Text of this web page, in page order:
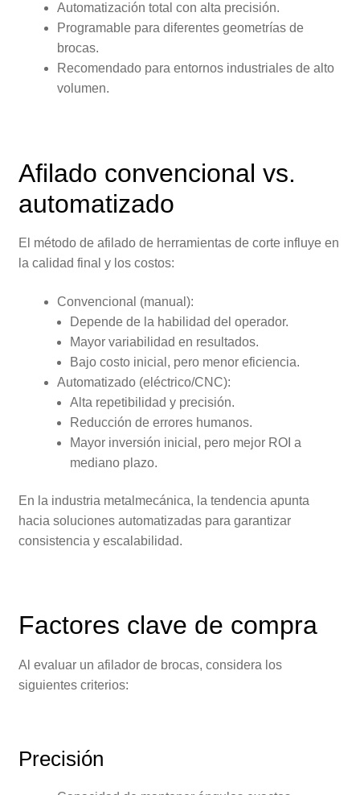
Automatización total con alta precisión.
Programable para diferentes geometrías de
brocas.
Recomendado para entornos industriales de alto
volumen.
Afilado convencional vs.
automatizado
El método de afilado de herramientas de corte influye en
la calidad final y los costos:
Convencional (manual):
Depende de la habilidad del operador.
Mayor variabilidad en resultados.
Bajo costo inicial, pero menor eficiencia.
Automatizado (eléctrico/CNC):
Alta repetibilidad y precisión.
Reducción de errores humanos.
Mayor inversión inicial, pero mejor ROI a
mediano plazo.
En la industria metalmecánica, la tendencia apunta
hacia soluciones automatizadas para garantizar
consistencia y escalabilidad.
Factores clave de compra
Al evaluar un afilador de brocas, considera los
siguientes criterios:
Precisión